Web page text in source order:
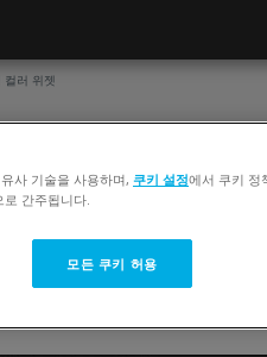
컬러 위젯
사 기술을 사용하며, 쿠키 설정에서 쿠키 정
간주됩니다.
모든 쿠키 허용